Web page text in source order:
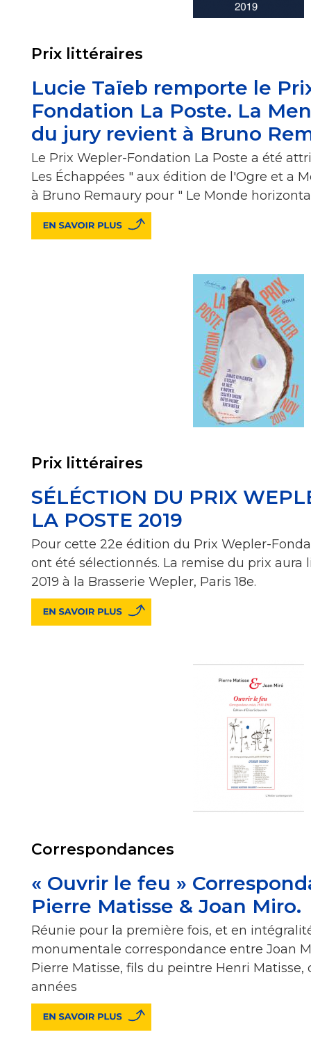
Prix littéraires
Lucie Taïeb remporte le
Fondation La Poste. La
du jury revient à Bruno
Le Prix Wepler-Fondation La Poste a été
Les Échappées " aux édition de l'Ogre et a
à Bruno Remaury pour " Le Monde
Prix littéraires
SÉLÉCTION DU PRIX
LA POSTE 2019
Pour cette 22e édition du Prix Wepler-
ont été sélectionnés. La remise du prix aura
2019 à la Brasserie Wepler, Paris 18e.
Correspondances
« Ouvrir le feu »
Pierre Matisse & Joan Miro.
Réunie pour la première fois, et en
monumentale correspondance entre Joan
Pierre Matisse, fils du peintre Henri
années